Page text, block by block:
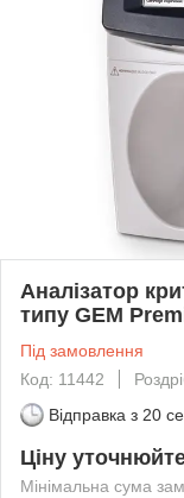
Аналізатор
типу GEM
Під замовлення
Код: 11442
Відправка з 20
Ціну
Мінімальна сума